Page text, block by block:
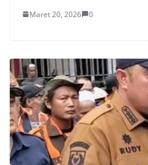
Maret 20, 2026 0